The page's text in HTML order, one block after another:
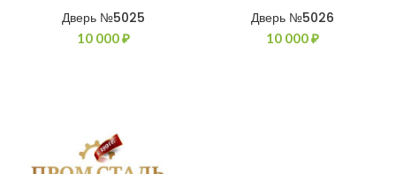
Дверь №5025
10 000₽
Дверь №5026
10 000₽